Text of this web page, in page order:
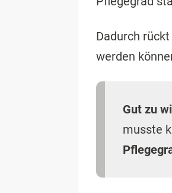
Dadurch
werden
Gut zu
musste